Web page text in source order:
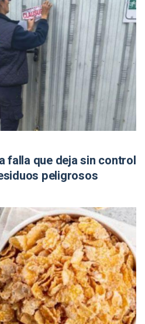
falla que deja sin control
peligrosos